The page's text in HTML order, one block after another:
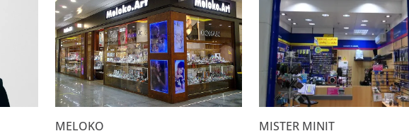
MELOKO MISTER MINIT